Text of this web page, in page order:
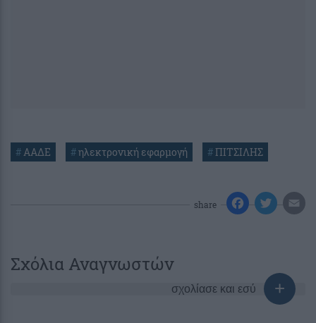
#ΑΑΔΕ #ηλεκτρονική εφαρμογή #ΠΙΤΣΙΛΗΣ
share
Σχόλια Αναγνωστών
σχολίασε και εσύ